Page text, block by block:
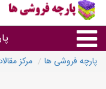
پارچه فروشی ها مرکز